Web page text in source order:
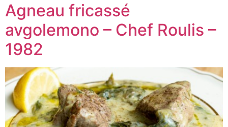
Agneau fricassé
avgolemono – Chef Roulis –
1982